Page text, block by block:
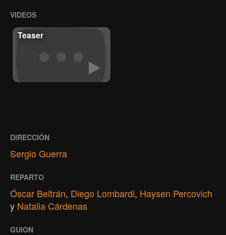
VIDEOS
Teaser
DIRECCIÓN
Sergio Guerra
REPARTO
Óscar Beltrán, Diego Lombardi, Haysen Percovich
y Natalia Cárdenas
GUION